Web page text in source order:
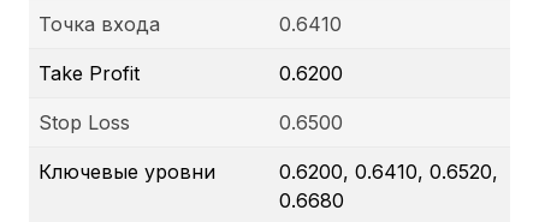
Точка входа 0.6410
Take Profit 0.6200
Stop Loss 0.6500
Ключевые уровни
0.6200, 0.6410, 0.6520,
0.6680